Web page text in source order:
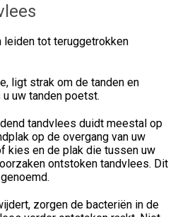
leiden tot teruggetrokken
ligt strak om de tanden en
uw tanden poetst.
tandvlees duidt meestal op
op de overgang van uw
kies en de plak die tussen uw
ontstoken tandvlees. Dit
zorgen de bacteriën in de